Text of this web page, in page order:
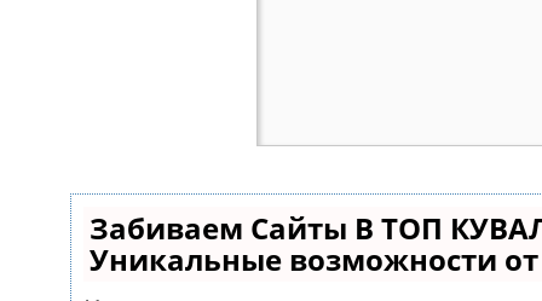
Забиваем Сайты В ТОП
Уникальные возможности от